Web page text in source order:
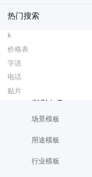
主图海报
婚礼海报
早安
生日邀请
简约风
热门搜索
k
价格表
字语
电话
贴片
英语培训
女装图文
电脑桌面背景
足疗海报爆款设计
会所海报爆款设计
订婚邀请函
车展海报
小红书首图
奥林匹克日
健身房海报
商品精修
场景模板
用途模板
行业模板